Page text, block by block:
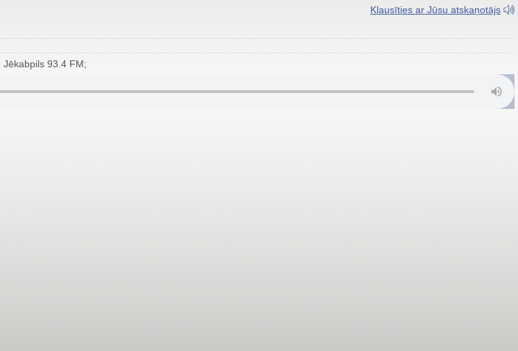
Klausīties ar Jūsu atskaņotājs
93.4 FM; Liepāja 93.5 FM; Limbaži 103.0 FM; Rēzekne 88.9 FM; Sigulda 89.8 FM; Smiltene 103.1 FM;